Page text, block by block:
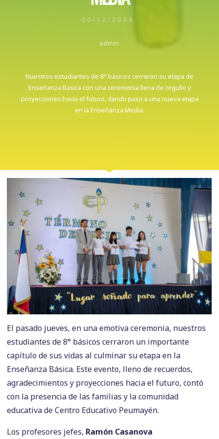
20/12/2024
admin
Nuestros estudiantes de 8° básicos cerraron su etapa de
Enseñanza Básica con una ceremonia llena de orgullo y
proyecciones hacia el futuro, dando paso a una nueva etapa
en la Enseñanza Media.
El pasado jueves, en una emotiva ceremonia, nuestros
estudiantes de 8° básicos cerraron un importante
capítulo de sus vidas al culminar su etapa en la
Enseñanza Básica. Este evento, lleno de recuerdos,
agradecimientos y proyecciones hacia el futuro, contó
con la presencia de las familias y la comunidad
educativa de Centro Educativo Peumayén.
Los profesores jefes, Ramón Casanova